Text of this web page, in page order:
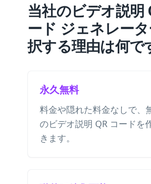
当社のビデオ説明
ード ジェネレー
択する理由は何で
永久無料
料金や隠れた料金なしで、
のビデオ説明 QR コードを
きます。